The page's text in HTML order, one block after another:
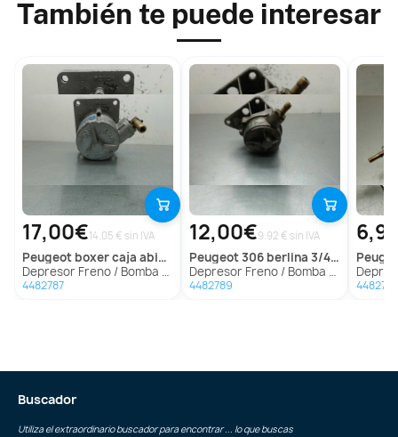
También te puede interesar
17,00€14.05 € sin IVA
peugeot boxer caja abierta (rs2850)(330)('02->)
Depresor Freno / Bomba Vacio para Peugeot Boxer Caja Abierta (Rs2850)(330)('02->)
4482787
12,00€9.92 € sin IVA
peugeot306 berlina 3/4/5 puertas (s2)
Depresor Freno / Bomba Vacio para Peugeot 306 Berlina 3/4/5 Puertas (S2)
4482789
Depresor
4482797
Buscador
Utiliza el extraordinario buscador para encontrar ... lo que buscas